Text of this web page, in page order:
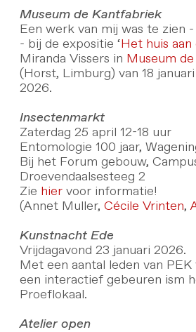
Museum de Kantfabriek
Een werk van mij was te zien
- bij de expositie ‘ Het huis
Miranda Vissers in Museum
(Horst, Limburg) van 18
2026.
Insectenmarkt
Zaterdag 25 april 12-18 uur
Entomologie 100 jaar,
Bij het Forum gebouw,
Droevendaalsesteeg 2
Zie hiervoor informatie!
(Annet Muller, Cécile Vrinten,
Kunstnacht Ede
Vrijdagavond 23 januari 2026.
Met een aantal leden van
een interactief gebeuren ism
Proeflokaal.
Atelier open